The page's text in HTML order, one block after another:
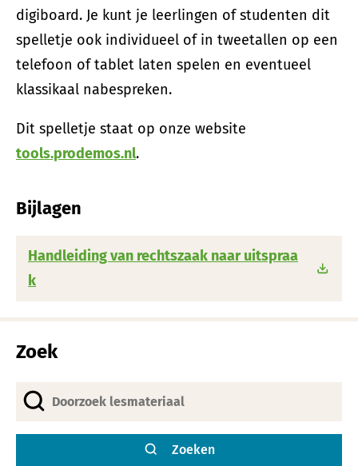
digiboard. Je kunt je leerlingen of studenten dit
spelletje ook individueel of in tweetallen op een
telefoon of tablet laten spelen en eventueel
klassikaal nabespreken.
Dit spelletje staat op onze website
tools.prodemos.nl.
Bijlagen
Handleiding van rechtszaak naar uitspraa
k
Zoek
Zoeken